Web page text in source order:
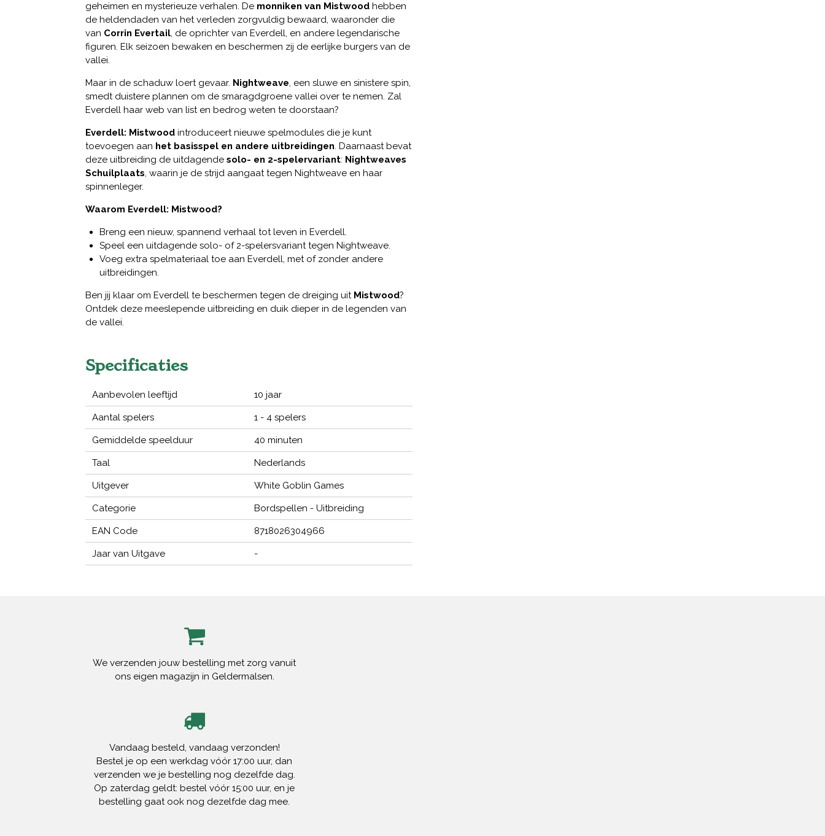
geheimen en mysterieuze verhalen. De monniken van Mistwood hebben
de heldendaden van het verleden zorgvuldig bewaard, waaronder die
van Corrin Evertail, de oprichter van Everdell, en andere legendarische
figuren. Elk seizoen bewaken en beschermen zij de eerlijke burgers van de
vallei.
Maar in de schaduw loert gevaar. Nightweave, een sluwe en sinistere spin,
smedt duistere plannen om de smaragdgroene vallei over te nemen. Zal
Everdell haar web van list en bedrog weten te doorstaan?
Everdell: Mistwood introduceert nieuwe spelmodules die je kunt
toevoegen aan het basisspel en andere uitbreidingen. Daarnaast bevat
deze uitbreiding de uitdagende solo- en 2-spelervariant: Nightweaves
Schuilplaats, waarin je de strijd aangaat tegen Nightweave en haar
spinnenleger.
Waarom Everdell: Mistwood?
Breng een nieuw, spannend verhaal tot leven in Everdell.
Speel een uitdagende solo- of 2-spelersvariant tegen Nightweave.
Voeg extra spelmateriaal toe aan Everdell, met of zonder andere
uitbreidingen.
Ben jij klaar om Everdell te beschermen tegen de dreiging uit Mistwood?
Ontdek deze meeslepende uitbreiding en duik dieper in de legenden van
de vallei.
Specificaties
Aanbevolen leeftijd 10 jaar
Aantal spelers 1 - 4 spelers
Gemiddelde speelduur 40 minuten
Taal Nederlands
Uitgever White Goblin Games
Categorie Bordspellen - Uitbreiding
EAN Code 8718026304966
Jaar van Uitgave -
We verzenden jouw bestelling met zorg vanuit
ons eigen magazijn in Geldermalsen.
Vandaag besteld, vandaag verzonden!
Bestel je op een werkdag vóór 17:00 uur, dan
verzenden we je bestelling nog dezelfde dag.
Op zaterdag geldt: bestel vóór 15:00 uur, en je
bestelling gaat ook nog dezelfde dag mee.